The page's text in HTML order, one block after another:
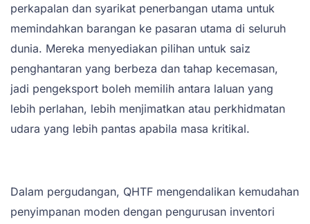
perkapalan dan syarikat penerbangan utama untuk
memindahkan barangan ke pasaran utama di seluruh
dunia. Mereka menyediakan pilihan untuk saiz
penghantaran yang berbeza dan tahap kecemasan,
jadi pengeksport boleh memilih antara laluan yang
lebih perlahan, lebih menjimatkan atau perkhidmatan
udara yang lebih pantas apabila masa kritikal.
Dalam pergudangan, QHTF mengendalikan kemudahan
penyimpanan moden dengan pengurusan inventori